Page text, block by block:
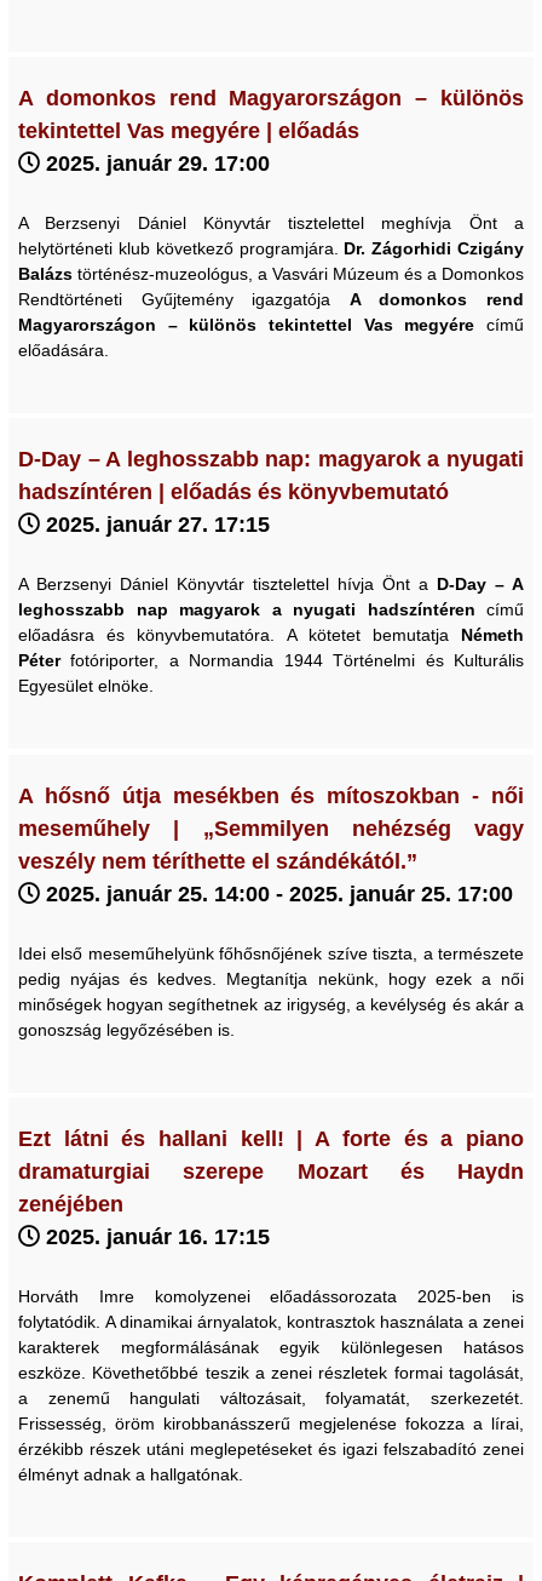
A domonkos rend Magyarországon – különös
tekintettel Vas megyére | előadás
2025. január 29. 17:00
A Berzsenyi Dániel Könyvtár tisztelettel meghívja Önt a
helytörténeti klub következő programjára. Dr. Zágorhidi Czigány
Balázs történész-muzeológus, a Vasvári Múzeum és a Domonkos
Rendtörténeti Gyűjtemény igazgatója A domonkos rend
Magyarországon – különös tekintettel Vas megyére című
előadására.
D-Day – A leghosszabb nap: magyarok a nyugati
hadszíntéren | előadás és könyvbemutató
2025. január 27. 17:15
A Berzsenyi Dániel Könyvtár tisztelettel hívja Önt a D-Day – A
leghosszabb nap magyarok a nyugati hadszíntéren című
előadásra és könyvbemutatóra. A kötetet bemutatja Németh
Péterfotóriporter, a Normandia 1944 Történelmi és Kulturális
Egyesület elnöke.
A hősnő útja mesékben és mítoszokban - női
meseműhely | „Semmilyen nehézség vagy
veszély nem téríthette el szándékától.”
2025. január 25. 14:00 - 2025. január 25. 17:00
Idei első meseműhelyünk főhősnőjének szíve tiszta, a természete
pedig nyájas és kedves. Megtanítja nekünk, hogy ezek a női
minőségek hogyan segíthetnek az irigység, a kevélység és akár a
gonoszság legyőzésében is.
Ezt látni és hallani kell! | A forte és a piano
dramaturgiai szerepe Mozart és Haydn
zenéjében
2025. január 16. 17:15
Horváth Imre komolyzenei előadássorozata 2025-ben is
folytatódik. A dinamikai árnyalatok, kontrasztok használata a zenei
karakterek megformálásának egyik különlegesen hatásos
eszköze. Követhetőbbé teszik a zenei részletek formai tagolását,
a zenemű hangulati változásait, folyamatát, szerkezetét.
Frissesség, öröm kirobbanásszerű megjelenése fokozza a lírai,
érzékibb részek utáni meglepetéseket és igazi felszabadító zenei
élményt adnak a hallgatónak.